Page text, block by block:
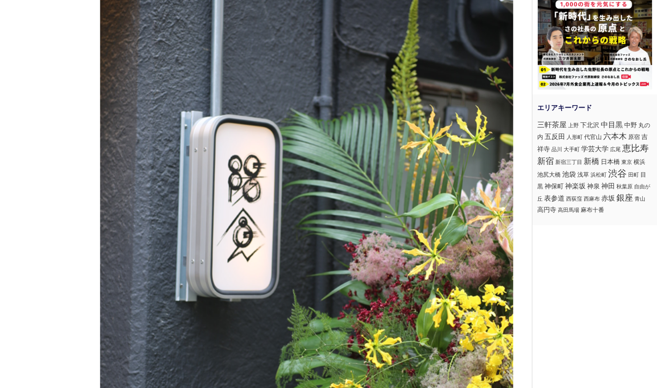
三軒茶屋 上野 下北沢 中目黒中野 丸の
内 五反田 人形町 代官山 六本木 原宿 吉
祥寺 品川 大手町 学芸大学 広尾 恵比寿
新宿 新宿三丁目 新橋 日本橋 東京 横浜
池尻大橋 池袋浅草 浜松町 渋谷 田町 目
黒神保町神楽坂 神泉 神田 秋葉原 自由が
丘 表参道 西荻窪 西麻布 赤坂 銀座 青山
高円寺 高田馬場 麻布十番